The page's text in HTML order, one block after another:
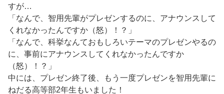
すが…
「なんで、智用先輩がプレゼンするのに、アナウンスして
くれなかったんですか（怒）！？」
「なんで、科挙なんておもしろいテーマのプレゼンやるの
に、事前にアナウンスしてくれなかったんですか
（怒）！？」
中には、プレゼン終了後、もう一度プレゼンを智用先輩に
ねだる高等部2年生もいました！